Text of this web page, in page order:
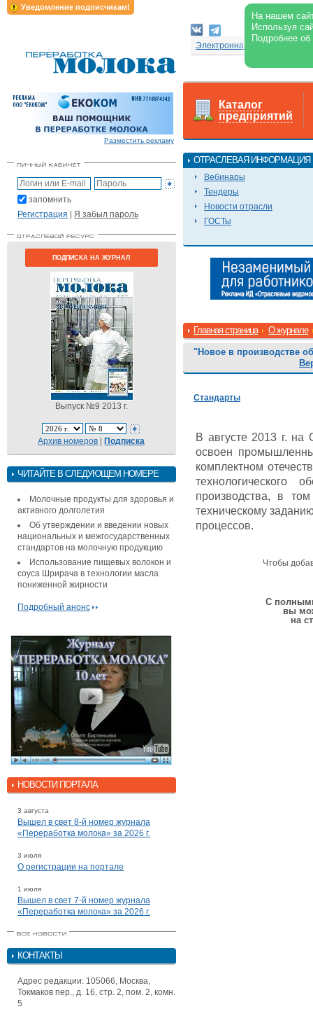
Уведомление подписчикам!
На нашем
Используя
Подробнее
Электронная версия
Разместить рекламу
запомнить
Регистрация | Я забыл пароль
ПОДПИСКА НА ЖУРНАЛ
Выпуск №9 2013 г.
Архив номеров |Подписка
ЧИТАЙТЕ В СЛЕДУЮЩЕМ НОМЕРЕ
Молочные продукты для здоровья и
активного долголетия
Об утверждении и введении новых
национальных и межгосударственных
стандартов на молочную продукцию
Использование пищевых волокон и
соуса Шрирача в технологии масла
пониженной жирности
Подробный анонс
НОВОСТИ ПОРТАЛА
3 августа
Вышел в свет 8-й номер журнала
«Переработка молока» за 2026 г.
3 июля
О регистрации на портале
1 июля
Вышел в свет 7-й номер журнала
«Переработка молока» за 2026 г.
КОНТАКТЫ
Адрес редакции: 105066, Москва,
Токмаков пер., д. 16, стр. 2, пом. 2, комн.
5
Каталог
предприятий
ОТРАСЛЕВАЯ ИНФОРМАЦИЯ
Вебинары
Тендеры
Новости отрасли
ГОСТы
Главная страница О журнале
"Новое в производстве
Стандарты
В августе 2013 г.
освоен
комплектном
технологического
производства, в
техническому
процессов.
Чтобы
С
вы
на